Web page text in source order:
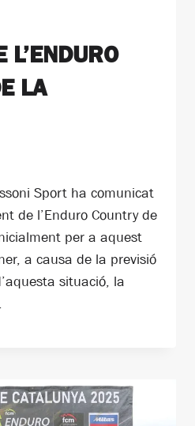
L’ENDURO
LA
Sport ha comunicat
de l’Enduro Country de
per a aquest
a causa de la previsió
situació, la